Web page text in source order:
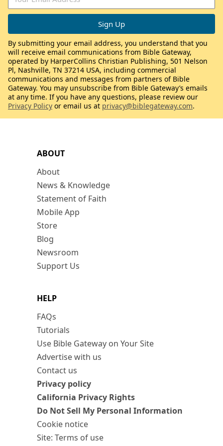
ABOUT
About
News & Knowledge
Statement of Faith
Mobile App
Store
Blog
Newsroom
Support Us
HELP
FAQs
Tutorials
Use Bible Gateway on Your Site
Advertise with us
Contact us
Privacy policy
California Privacy Rights
Do Not Sell My Personal Information
Cookie notice
Site: Terms of use
By submitting your email address, you understand that you
will receive email communications from Bible Gateway,
operated by HarperCollins Christian Publishing, 501 Nelson
Pl, Nashville, TN 37214 USA, including commercial
communications and messages from partners of Bible
Gateway. You may unsubscribe from Bible Gateway’s emails
at any time. If you have any questions, please review our
Privacy Policy or email us at privacy@biblegateway.com.